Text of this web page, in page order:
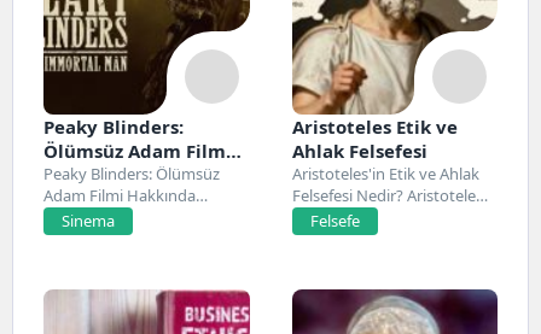
Peaky Blinders:
Ölümsüz Adam Film
Konusu, Oyuncuları
ve İnceleme
Peaky Blinders: Ölümsüz
Adam Filmi Hakkında
Netflix’te 20 Mart 2026...
Sinema
Aristoteles Etik ve
Ahlak Felsefesi
Aristoteles'in Etik ve Ahlak
Felsefesi Nedir? Aristoteles,
Antik Yunan felsefesinin...
Felsefe